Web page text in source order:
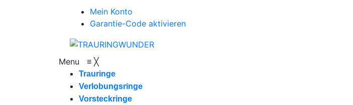
Mein Konto
Garantie-Code aktivieren
Menu ≡ ╳
Trauringe
Verlobungsringe
Vorsteckringe